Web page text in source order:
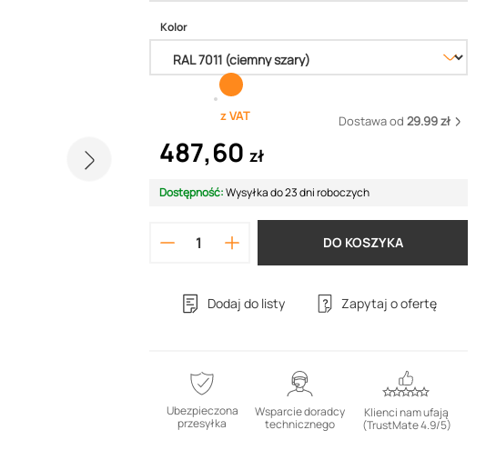
Kolor
z VAT Dostawa od 29.99 zł
487,60 zł
Dostępność:Wysyłka do 23 dni roboczych
DO KOSZYKA
Dodaj do listy Zapytaj o ofertę
Ubezpieczona
przesyłka
Wsparcie doradcy
technicznego
Klienci nam ufają
(TrustMate 4.9/5)